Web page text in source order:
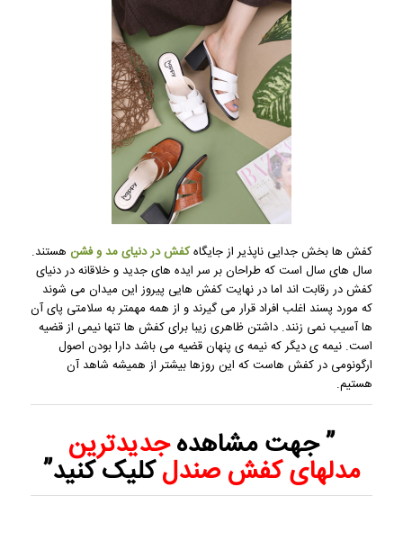
کفش ها بخش جدایی ناپذیر از جایگاهکفش در دنیای مد و فشنهستند.
سال های سال است که طراحان بر سر ایده های جدید و خلاقانه در دنیای
کفش در رقابت اند اما در نهایت کفش هایی پیروز این میدان می شوند
که مورد پسند اغلب افراد قرار می گیرند و از همه مهمتر به سلامتی پای آن
ها آسیب نمی زنند. داشتن ظاهری زیبا برای کفش ها تنها نیمی از قضیه
است. نیمه ی دیگر که نیمه ی پنهان قضیه می باشد دارا بودن اصول
ارگونومی در کفش هاست که این روزها بیشتر از همیشه شاهد آن
هستیم.
” جهت مشاهدهجدیدترین
مدلهایکفش صندلکلیک کنید”